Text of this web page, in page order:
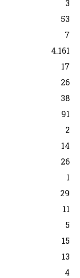
3
53
7
4.161
17
26
38
91
2
14
26
1
29
11
5
15
13
4